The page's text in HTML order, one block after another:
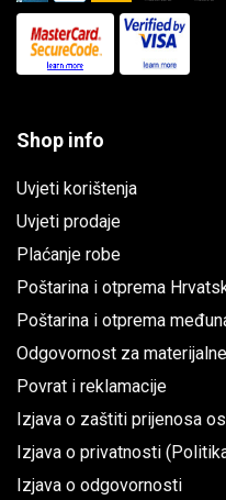
Shop info
Uvjeti korištenja
Uvjeti prodaje
Plaćanje robe
Poštarina i otprema
Poštarina i otprema
Odgovornost za
Povrat i reklamacije
Izjava o zaštiti prijenosa
Izjava o privatnosti
Izjava o odgovornosti